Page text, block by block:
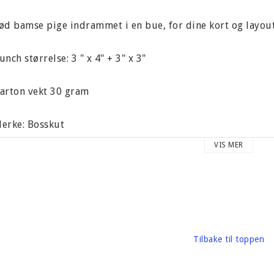
bamse pige indrammet i en bue, for dine kort og
størrelse: 3 " x 4" + 3" x 3"
vekt 30 gram
Bosskut
VIS MER
Tilbake til toppen